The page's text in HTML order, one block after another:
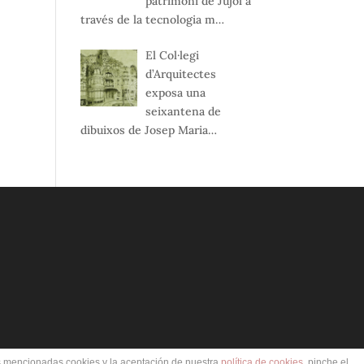
través de la tecnologia m…
El Col·legi
d’Arquitectes
exposa una
seixantena de
dibuixos de Josep Maria…